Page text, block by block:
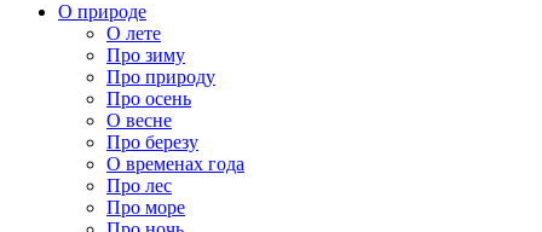
О природе
О лете
Про зиму
Про природу
Про осень
О весне
Про березу
О временах года
Про лес
Про море